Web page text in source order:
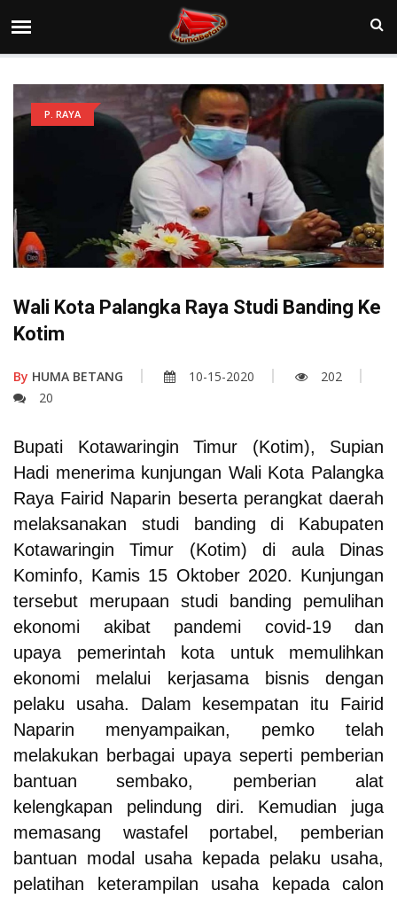
P. RAYA
Wali Kota Palangka Raya Studi Banding Ke
Kotim
By HUMA BETANG 10-15-2020
202
20
Bupati Kotawaringin Timur (Kotim), Supian
Hadi menerima kunjungan Wali Kota Palangka
Raya Fairid Naparin beserta perangkat daerah
melaksanakan studi banding di Kabupaten
Kotawaringin Timur (Kotim) di aula Dinas
Kominfo, Kamis 15 Oktober 2020. Kunjungan
tersebut merupaan studi banding pemulihan
ekonomi akibat pandemi covid-19 dan
upaya pemerintah kota untuk memulihkan
ekonomi melalui kerjasama bisnis dengan
pelaku usaha. Dalam kesempatan itu Fairid
Naparin menyampaikan, pemko telah
melakukan berbagai upaya seperti pemberian
bantuan sembako, pemberian alat
kelengkapan pelindung diri. Kemudian juga
memasang wastafel portabel, pemberian
bantuan modal usaha kepada pelaku usaha,
pelatihan keterampilan usaha kepada calon